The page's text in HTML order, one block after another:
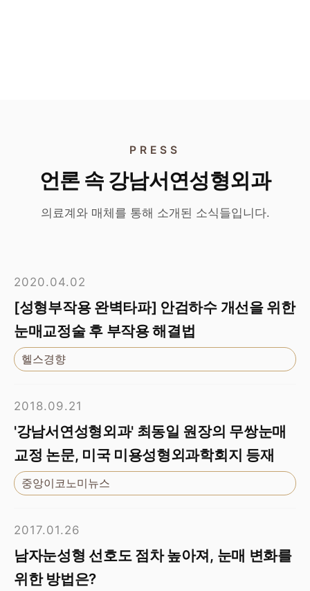
PRESS
언론 속 강남서연성형외과
의료계와 매체를 통해 소개된 소식들입니다.
2020.04.02
[성형부작용 완벽타파] 안검하수 개선을 위한
눈매교정술 후 부작용 해결법
헬스경향
2018.09.21
'강남서연성형외과' 최동일 원장의 무쌍눈매
교정 논문, 미국 미용성형외과학회지 등재
중앙이코노미뉴스
2017.01.26
남자눈성형 선호도 점차 높아져, 눈매 변화를
위한 방법은?